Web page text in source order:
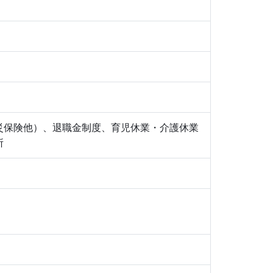
険他）、退職金制度、育児休業・介護休業